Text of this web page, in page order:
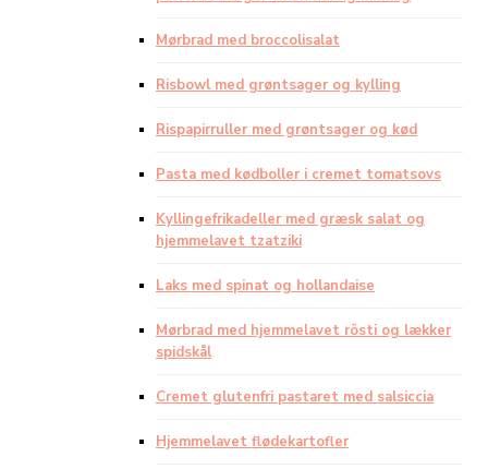
Mørbrad med broccolisalat
Risbowl med grøntsager og kylling
Rispapirruller med grøntsager og kød
Pasta med kødboller i cremet tomatsovs
Kyllingefrikadeller med græsk salat og
hjemmelavet tzatziki
Laks med spinat og hollandaise
Mørbrad med hjemmelavet rösti og lækker
spidskål
Cremet glutenfri pastaret med salsiccia
Hjemmelavet flødekartofler